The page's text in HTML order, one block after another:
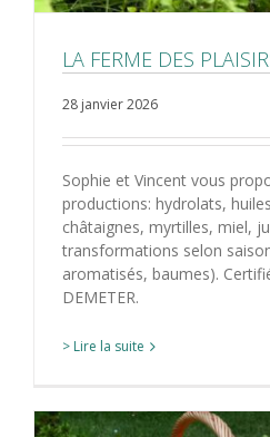
LA FERME DES
28 janvier 2026
Sophie et Vincent vous
productions: hydrolats,
châtaignes, myrtilles, miel,
transformations selon
aromatisés, baumes).
DEMETER.
> Lire la suite